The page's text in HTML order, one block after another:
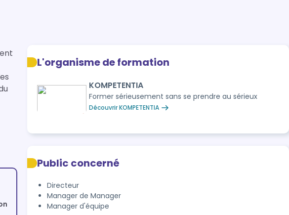
L'organisme de formation
KOMPETENTIA
Former sérieusement sans se prendre au sérieux
Découvrir KOMPETENTIA
Public concerné
Directeur
Manager de Manager
Manager d'équipe